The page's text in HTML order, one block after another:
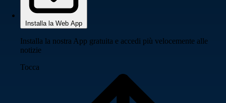
Installa la Web App
Installa la nostra App gratuita e accedi più velocemente alle
notizie
Tocca